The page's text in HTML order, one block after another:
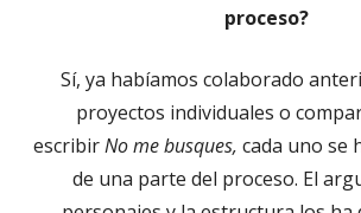
proceso?
Sí, ya habíamos colaborado
proyectos individuales o
escribirNo me busques, cada uno se
de una parte del proceso. El